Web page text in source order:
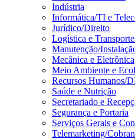
Indústria
Informática/TI e
Jurídico/Direito
Logística e
Manutenção/
Mecânica e Eletrônica
Meio Ambiente e
Recursos Humanos/
Saúde e Nutrição
Secretariado e
Segurança e Portaria
Serviços Gerais e
Telemarketing/